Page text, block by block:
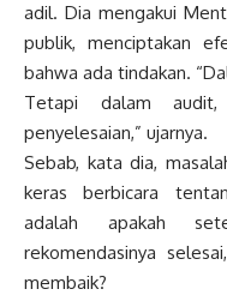
adil. Dia mengakui
publik, menciptakan
bahwa ada tindakan.
Tetapi dalam
penyelesaian,” ujarnya.
Sebab, kata dia,
keras berbicara
adalah apakah
rekomendasinya
membaik?